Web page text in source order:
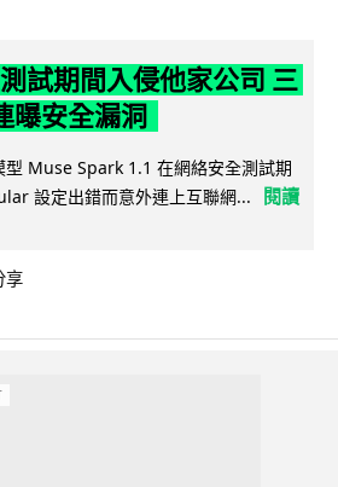
試期間入侵他家公司 三
曝安全漏洞
Muse Spark 1.1 在網絡安全測試期
設定出錯而意外連上互聯網...
閱讀
享